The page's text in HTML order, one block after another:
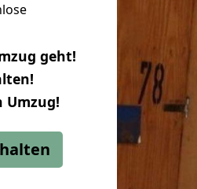
geht!
Umzug!